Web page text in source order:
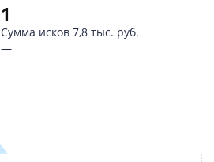
1
Сумма исков 7,8 тыс. руб.
—